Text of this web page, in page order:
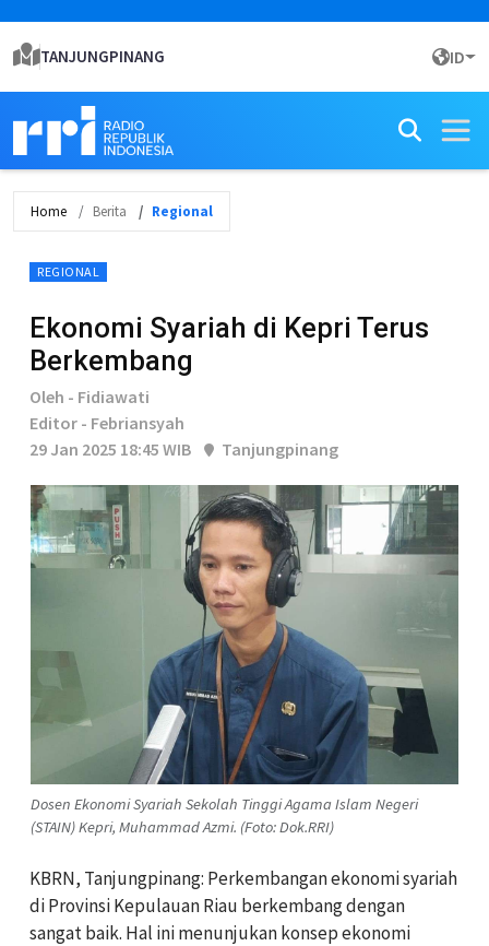
TANJUNGPINANG ID
Home Berita Regional
REGIONAL
Ekonomi Syariah di Kepri Terus
Berkembang
Oleh - Fidiawati
Editor - Febriansyah
29 Jan 2025 18:45 WIB
Tanjungpinang
Dosen Ekonomi Syariah Sekolah Tinggi Agama Islam Negeri
(STAIN) Kepri, Muhammad Azmi. (Foto: Dok.RRI)
KBRN, Tanjungpinang: Perkembangan ekonomi syariah
di Provinsi Kepulauan Riau berkembang dengan
sangat baik. Hal ini menunjukan konsep ekonomi